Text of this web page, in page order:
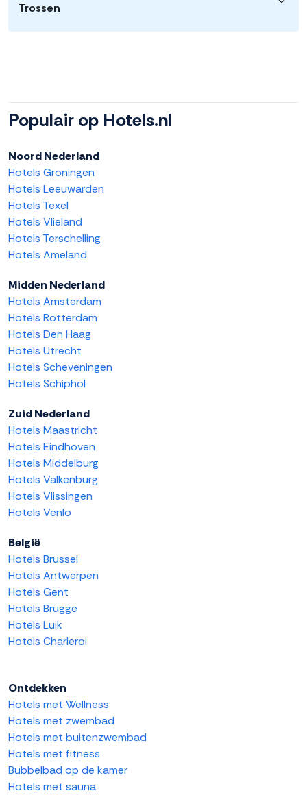
Trossen
Populair op Hotels.nl
Noord Nederland
Hotels Groningen
Hotels Leeuwarden
Hotels Texel
Hotels Vlieland
Hotels Terschelling
Hotels Ameland
Midden Nederland
Hotels Amsterdam
Hotels Rotterdam
Hotels Den Haag
Hotels Utrecht
Hotels Scheveningen
Hotels Schiphol
Zuid Nederland
Hotels Maastricht
Hotels Eindhoven
Hotels Middelburg
Hotels Valkenburg
Hotels Vlissingen
Hotels Venlo
België
Hotels Brussel
Hotels Antwerpen
Hotels Gent
Hotels Brugge
Hotels Luik
Hotels Charleroi
Ontdekken
Hotels met Wellness
Hotels met zwembad
Hotels met buitenzwembad
Hotels met fitness
Bubbelbad op de kamer
Hotels met sauna